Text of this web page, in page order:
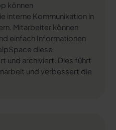
können
interne Kommunikation in
Mitarbeiter können
einfach Informationen
diese
und archiviert. Dies führt
und verbessert die